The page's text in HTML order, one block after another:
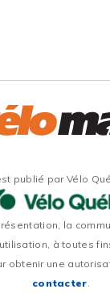
publié par Vélo
la
à toutes
obtenir une
contacter.